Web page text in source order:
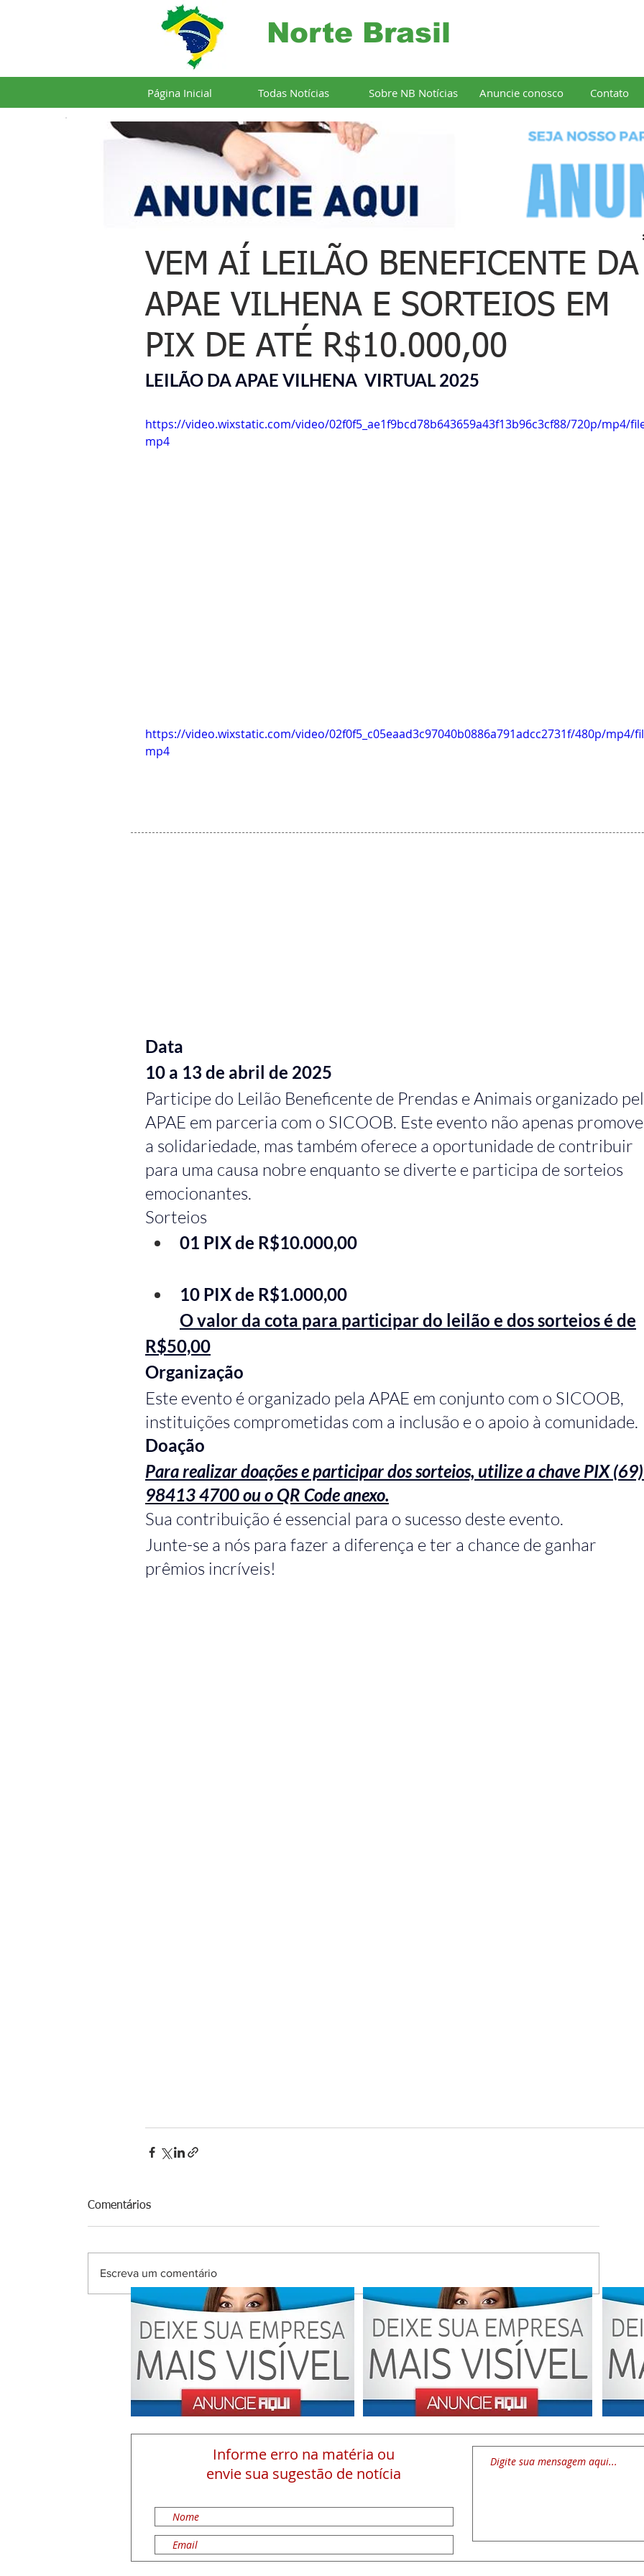
Norte Brasil
Página Inicial Todas Notícias Sobre NB Notícias Anuncie conosco Contato
VEM AÍ LEILÃO BENEFICENTE DA
APAE VILHENA E SORTEIOS EM
PIX DE ATÉ R$10.000,00
LEILÃO DA APAE VILHENA  VIRTUAL 2025
https://video.wixstatic.com/video/02f0f5_ae1f9bcd78b643659a43f13b96c3cf88/720p/mp4/
mp4
https://video.wixstatic.com/video/02f0f5_c05eaad3c97040b0886a791adcc2731f/480p/mp4/
mp4
Data
10 a 13 de abril de 2025
Participe do Leilão Beneficente de Prendas e Animais organizado
APAE em parceria com o SICOOB. Este evento não apenas
a solidariedade, mas também oferece a oportunidade de contribuir
para uma causa nobre enquanto se diverte e participa de sorteios
emocionantes.
Sorteios
01 PIX de R$10.000,00
10 PIX de R$1.000,00
O valor da cota para participar do leilão e dos sorteios é de
R$50,00
Organização
Este evento é organizado pela APAE em conjunto com o SICOOB,
instituições comprometidas com a inclusão e o apoio à comunidade.
Doação
Para realizar doações e participar dos sorteios, utilize a chave PIX
98413 4700 ou o QR Code anexo.
Sua contribuição é essencial para o sucesso deste evento.
Junte-se a nós para fazer a diferença e ter a chance de ganhar
prêmios incríveis!
Comentários
Escreva um comentário
Informe erro na matéria ou
envie sua sugestão de notícia